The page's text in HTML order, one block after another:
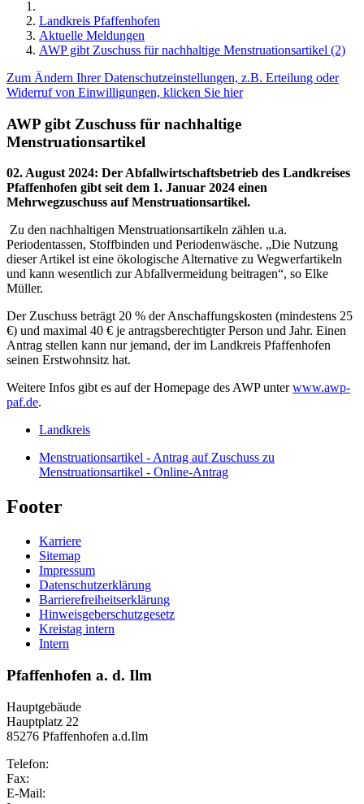
Landkreis Pfaffenhofen
Aktuelle Meldungen
AWP gibt Zuschuss für nachhaltige Menstruationsartikel (2)
Zum Ändern Ihrer Datenschutzeinstellungen, z.B. Erteilung oder
Widerruf von Einwilligungen, klicken Sie hier
AWP gibt Zuschuss für nachhaltige
Menstruationsartikel
02. August 2024: Der Abfallwirtschaftsbetrieb des Landkreises
Pfaffenhofen gibt seit dem 1. Januar 2024 einen
Mehrwegzuschuss auf Menstruationsartikel.
Zu den nachhaltigen Menstruationsartikeln zählen u.a.
Periodentassen, Stoffbinden und Periodenwäsche. „Die Nutzung
dieser Artikel ist eine ökologische Alternative zu Wegwerfartikeln
und kann wesentlich zur Abfallvermeidung beitragen“, so Elke
Müller.
Der Zuschuss beträgt 20 % der Anschaffungskosten (mindestens 25
€) und maximal 40 € je antragsberechtigter Person und Jahr. Einen
Antrag stellen kann nur jemand, der im Landkreis Pfaffenhofen
seinen Erstwohnsitz hat.
Weitere Infos gibt es auf der Homepage des AWP unterwww.awp-
paf.de.
Landkreis
Menstruationsartikel - Antrag auf Zuschuss zu
Menstruationsartikel - Online-Antrag
Footer
Karriere
Sitemap
Impressum
Datenschutzerklärung
Barrierefreiheitserklärung
Hinweisgeberschutzgesetz
Kreistag intern
Intern
Pfaffenhofen a. d. Ilm
Hauptgebäude
Hauptplatz 22
85276 Pfaffenhofen a.d.Ilm
Telefon:
Fax:
E-Mail: